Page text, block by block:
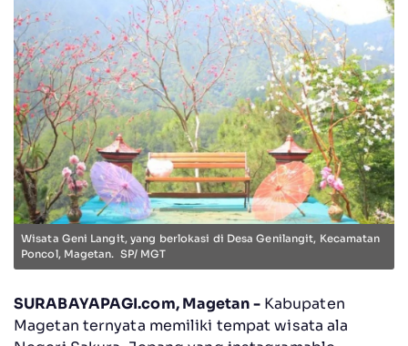
Wisata Geni Langit, yang berlokasi di Desa Genilangit, Kecamatan
Poncol, Magetan. SP/ MGT
SURABAYAPAGI.com, Magetan -Kabupaten
Magetan ternyata memiliki tempat wisata ala